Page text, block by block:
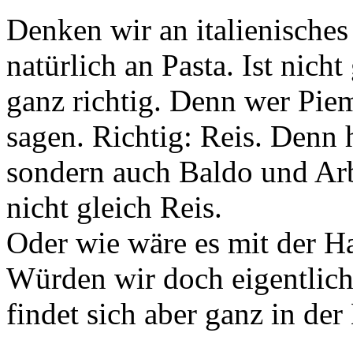
Denken wir an
natürlich an Pasta. Ist
ganz richtig. Denn wer
sagen. Richtig: Reis.
sondern auch Baldo und
nicht gleich Reis.
Oder wie wäre es mit der
Würden wir doch
findet sich aber ganz in